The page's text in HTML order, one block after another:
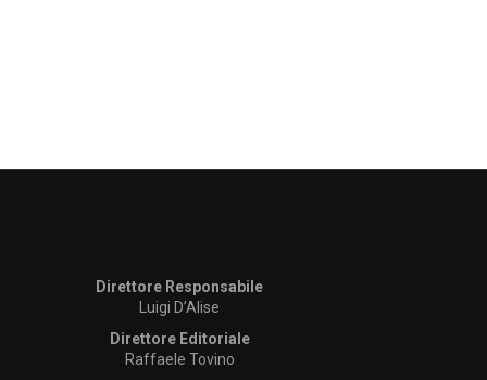
Direttore Responsabile
Luigi D’Alise
Direttore Editoriale
Raffaele Tovino